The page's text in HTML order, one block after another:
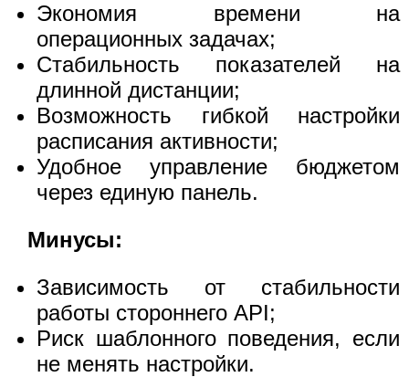
Экономия времени на
операционных задачах;
Стабильность показателей на
длинной дистанции;
Возможность гибкой настройки
расписания активности;
Удобное управление бюджетом
через единую панель.
Минусы:
Зависимость от стабильности
работы стороннего API;
Риск шаблонного поведения, если
не менять настройки.